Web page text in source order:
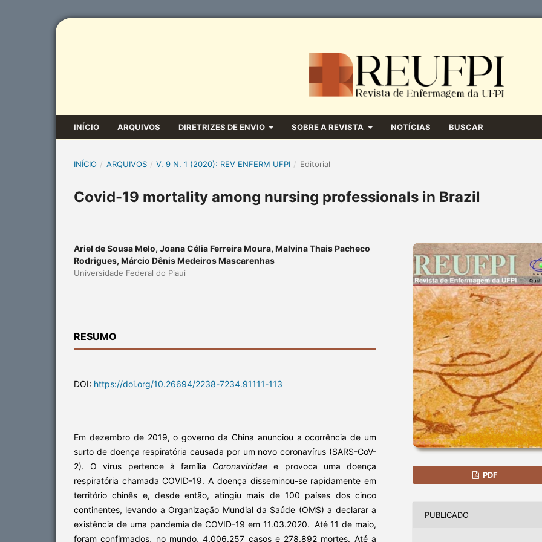
INÍCIO ARQUIVOS DIRETRIZES DE ENVIO SOBRE A REVISTA NOTÍCIAS BUSCAR
INÍCIO / ARQUIVOS / V. 9 N. 1 (2020): REV ENFERM UFPI / Editorial
Covid-19 mortality among nursing professionals in Brazil
Ariel de Sousa Melo, Joana Célia Ferreira Moura, Malvina Thais Pacheco
Rodrigues, Márcio Dênis Medeiros Mascarenhas
Universidade Federal do Piaui
RESUMO
DOI: https://doi.org/10.26694/2238-7234.91111-113
Em dezembro de 2019, o governo da China anunciou a ocorrência de um
surto de doença respiratória causada por um novo coronavírus (SARS-CoV-
2). O vírus pertence à família Coronaviridae e provoca uma doença
respiratória chamada COVID-19. A doença disseminou-se rapidamente em
território chinês e, desde então, atingiu mais de 100 países dos cinco
continentes, levando a Organização Mundial da Saúde (OMS) a declarar a
existência de uma pandemia de COVID-19 em 11.03.2020. Até 11 de maio,
foram confirmados, no mundo, 4.006.257 casos e 278.892 mortes. Até a
PDF
PUBLICADO